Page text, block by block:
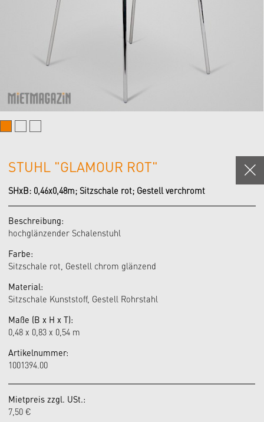
STUHL "GLAMOUR ROT"
SHxB: 0,46x0,48m; Sitzschale rot; Gestell verchromt
Beschreibung:
hochglänzender Schalenstuhl
Farbe:
Sitzschale rot, Gestell chrom glänzend
Material:
Sitzschale Kunststoff, Gestell Rohrstahl
Maße (B x H x T):
0,48 x 0,83 x 0,54 m
Artikelnummer:
1001394.00
Mietpreis zzgl. USt.:
7,50 €